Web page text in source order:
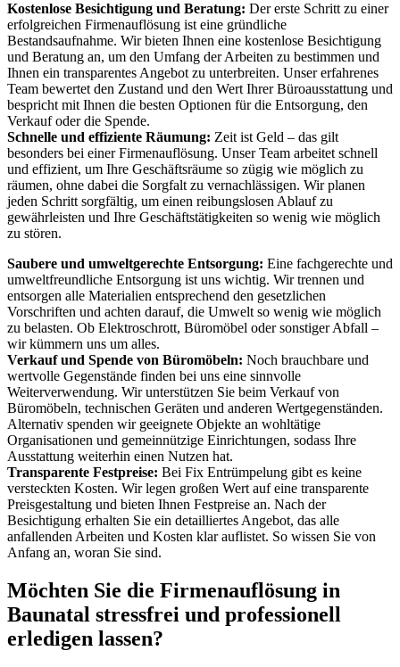
Kostenlose Besichtigung und Beratung: Der erste Schritt zu einer
erfolgreichen Firmenauflösung ist eine gründliche
Bestandsaufnahme. Wir bieten Ihnen eine kostenlose Besichtigung
und Beratung an, um den Umfang der Arbeiten zu bestimmen und
Ihnen ein transparentes Angebot zu unterbreiten. Unser erfahrenes
Team bewertet den Zustand und den Wert Ihrer Büroausstattung und
bespricht mit Ihnen die besten Optionen für die Entsorgung, den
Verkauf oder die Spende.
Schnelle und effiziente Räumung: Zeit ist Geld – das gilt
besonders bei einer Firmenauflösung. Unser Team arbeitet schnell
und effizient, um Ihre Geschäftsräume so zügig wie möglich zu
räumen, ohne dabei die Sorgfalt zu vernachlässigen. Wir planen
jeden Schritt sorgfältig, um einen reibungslosen Ablauf zu
gewährleisten und Ihre Geschäftstätigkeiten so wenig wie möglich
zu stören.
Saubere und umweltgerechte Entsorgung: Eine fachgerechte und
umweltfreundliche Entsorgung ist uns wichtig. Wir trennen und
entsorgen alle Materialien entsprechend den gesetzlichen
Vorschriften und achten darauf, die Umwelt so wenig wie möglich
zu belasten. Ob Elektroschrott, Büromöbel oder sonstiger Abfall –
wir kümmern uns um alles.
Verkauf und Spende von Büromöbeln: Noch brauchbare und
wertvolle Gegenstände finden bei uns eine sinnvolle
Weiterverwendung. Wir unterstützen Sie beim Verkauf von
Büromöbeln, technischen Geräten und anderen Wertgegenständen.
Alternativ spenden wir geeignete Objekte an wohltätige
Organisationen und gemeinnützige Einrichtungen, sodass Ihre
Ausstattung weiterhin einen Nutzen hat.
Transparente Festpreise: Bei Fix Entrümpelung gibt es keine
versteckten Kosten. Wir legen großen Wert auf eine transparente
Preisgestaltung und bieten Ihnen Festpreise an. Nach der
Besichtigung erhalten Sie ein detailliertes Angebot, das alle
anfallenden Arbeiten und Kosten klar auflistet. So wissen Sie von
Anfang an, woran Sie sind.
Möchten Sie die Firmenauflösung in
Baunatal stressfrei und professionell
erledigen lassen?